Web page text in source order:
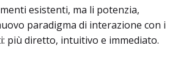
esistenti, ma li potenzia,
paradigma di interazione con i
più diretto, intuitivo e immediato.